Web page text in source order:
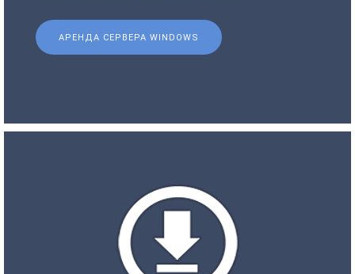
АРЕНДА СЕРВЕРА WINDOWS